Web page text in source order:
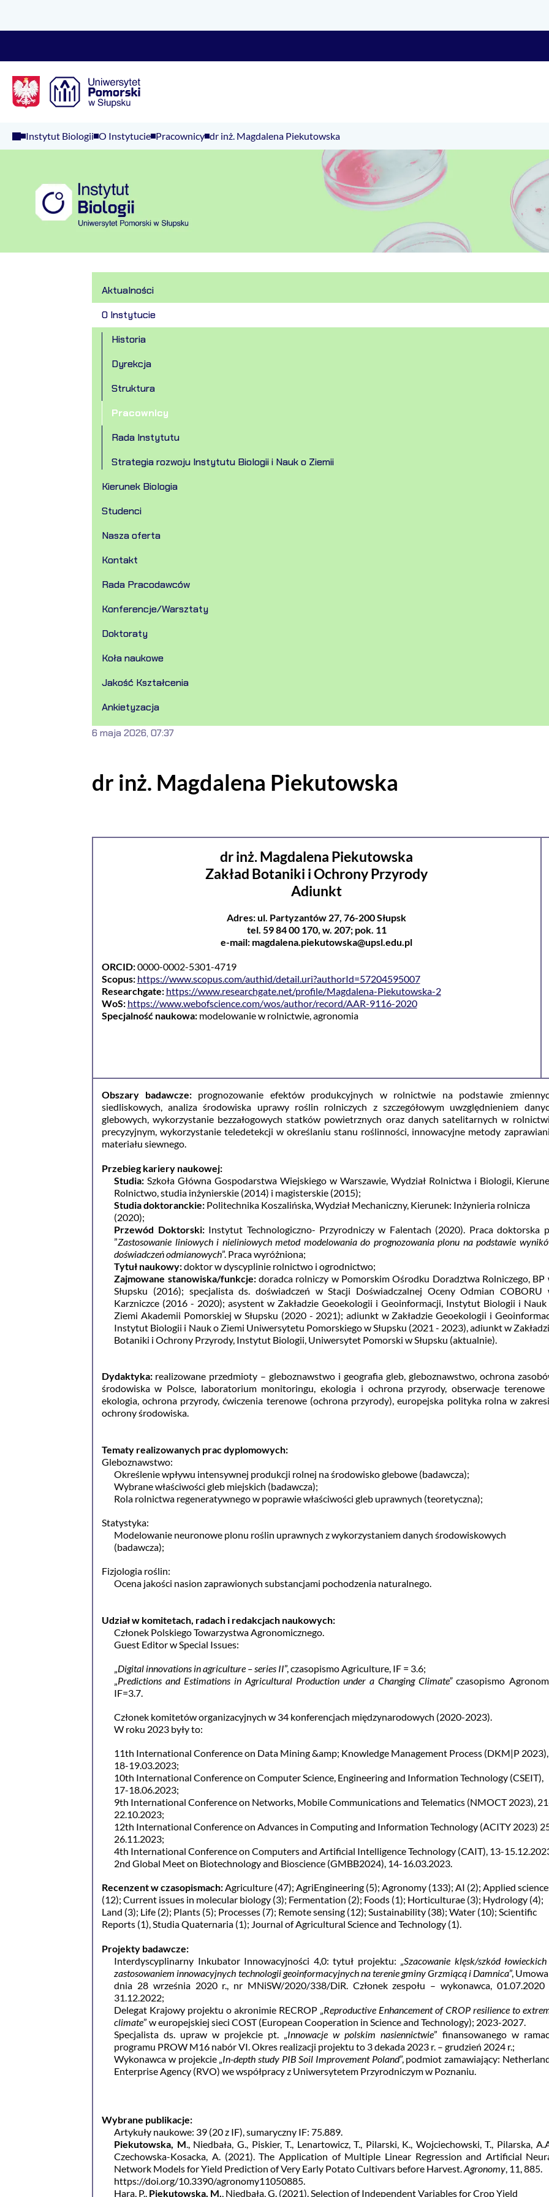
Instytut Biologii O Instytucie Pracownicy dr inż. Magdalena Piekutowska
Aktualności
O Instytucie
Historia
Dyrekcja
Struktura
Pracownicy
Rada Instytutu
Strategia rozwoju Instytutu Biologii i Nauk o Ziemii
Kierunek Biologia
Studenci
Nasza oferta
Kontakt
Rada Pracodawców
Konferencje/Warsztaty
Doktoraty
Koła naukowe
Jakość Kształcenia
Ankietyzacja
dr inż. Magdalena Piekutowska
6 maja 2026, 07:37
dr inż. Magdalena Piekutowska
Zakład Botaniki i Ochrony Przyrody
Adiunkt
Adres: ul. Partyzantów 27, 76-200 Słupsk
tel. 59 84 00 170, w. 207; pok. 11
e-mail: magdalena.piekutowska@upsl.edu.pl
ORCID:0000-0002-5301-4719
Scopus: https://www.scopus.com/authid/detail.uri?authorId=57204595007
Researchgate: https://www.researchgate.net/profile/Magdalena-Piekutowska-2
WoS: https://www.webofscience.com/wos/author/record/AAR-9116-2020
Specjalność naukowa: modelowanie w rolnictwie, agronomia
Obszary badawcze: prognozowanie efektów produkcyjnych w rolnictwie na podstawie
siedliskowych, analiza środowiska uprawy roślin rolniczych z szczegółowym uwzględnieniem
glebowych, wykorzystanie bezzałogowych statków powietrznych oraz danych satelitarnych w
precyzyjnym, wykorzystanie teledetekcji w określaniu stanu roślinności, innowacyjne metody
materiału siewnego.
Przebieg kariery naukowej:
Studia: Szkoła Główna Gospodarstwa Wiejskiego w Warszawie, Wydział Rolnictwa i Biologii,
Rolnictwo, studia inżynierskie (2014) i magisterskie (2015);
Studia doktoranckie: Politechnika Koszalińska, Wydział Mechaniczny, Kierunek: Inżynieria rolnicza
(2020);
Przewód Doktorski:Instytut Technologiczno- Przyrodniczy w Falentach (2020). Praca doktorska
”Zastosowanie liniowych i nieliniowych metod modelowania do prognozowania plonu na podstawie
doświadczeń odmianowych”. Praca wyróżniona;
Tytuł naukowy:doktor w dyscyplinie rolnictwo i ogrodnictwo;
Zajmowane stanowiska/funkcje: doradca rolniczy w Pomorskim Ośrodku Doradztwa Rolniczego, BP
Słupsku (2016); specjalista ds. doświadczeń w Stacji Doświadczalnej Oceny Odmian COBORU
Karzniczce (2016 - 2020); asystent w Zakładzie Geoekologii i Geoinformacji, Instytut Biologii i Nauk
Ziemi Akademii Pomorskiej w Słupsku (2020 - 2021); adiunkt w Zakładzie Geoekologii i
Instytut Biologii i Nauk o Ziemi Uniwersytetu Pomorskiego w Słupsku (2021 - 2023), adiunkt w
Botaniki i Ochrony Przyrody, Instytut Biologii, Uniwersytet Pomorski w Słupsku (aktualnie).
Dydaktyka:realizowane przedmioty – gleboznawstwo i geografia gleb, gleboznawstwo, ochrona
środowiska w Polsce, laboratorium monitoringu, ekologia i ochrona przyrody, obserwacje terenowe
ekologia, ochrona przyrody, ćwiczenia terenowe (ochrona przyrody), europejska polityka rolna w
ochrony środowiska.
Tematy realizowanych prac dyplomowych:
Gleboznawstwo:
Określenie wpływu intensywnej produkcji rolnej na środowisko glebowe (badawcza);
Wybrane właściwości gleb miejskich (badawcza);
Rola rolnictwa regeneratywnego w poprawie właściwości gleb uprawnych (teoretyczna);
Statystyka:
Modelowanie neuronowe plonu roślin uprawnych z wykorzystaniem danych środowiskowych
(badawcza);
Fizjologia roślin:
Ocena jakości nasion zaprawionych substancjami pochodzenia naturalnego.
Udział w komitetach, radach i redakcjach naukowych:
Członek Polskiego Towarzystwa Agronomicznego.
Guest Editor w Special Issues:
Digital innovations in agriculture – series II”, czasopismo Agriculture, IF = 3.6;
Predictions and Estimations in Agricultural Production under a Changing Climate”czasopismo
IF=3.7.
Członek komitetów organizacyjnych w 34 konferencjach międzynarodowych (2020-2023).
W roku 2023 były to:
11th International Conference on Data Mining &amp; Knowledge Management Process (DKM|P 2023),
18-19.03.2023;
10th International Conference on Computer Science, Engineering and Information Technology (CSEIT),
17-18.06.2023;
9th International Conference on Networks, Mobile Communications and Telematics (NMOCT 2023),
22.10.2023;
12th International Conference on Advances in Computing and Information Technology (ACITY 2023)
26.11.2023;
4th International Conference on Computers and Artificial Intelligence Technology (CAIT), 13-
2nd Global Meet on Biotechnology and Bioscience (GMBB2024), 14-16.03.2023.
Recenzent w czasopismach:Agriculture (47); AgriEngineering (5); Agronomy (133); AI (2); Applied
(12); Current issues in molecular biology (3); Fermentation (2); Foods (1); Horticulturae (3); Hydrology (4);
Land (3); Life (2); Plants (5); Processes (7); Remote sensing (12); Sustainability (38); Water (10); Scientific
Reports (1), Studia Quaternaria (1); Journal of Agricultural Science and Technology (1).
Projekty badawcze:
Interdyscyplinarny Inkubator Innowacyjności 4,0: tytuł projektu: „Szacowanie klęsk/szkód
zastosowaniem innowacyjnych technologii geoinformacyjnych na terenie gminy Grzmiącą i Damnica”,
dnia 28 września 2020 r., nr MNiSW/2020/338/DiR. Członek zespołu – wykonawca, 01.07.2020
31.12.2022;
Delegat Krajowy projektu o akronimie RECROP „Reproductive Enhancement of CROP resilience to
climate” w europejskiej sieci COST (European Cooperation in Science and Technology); 2023-2027.
Specjalista ds. upraw w projekcie pt. „Innowacje w polskim nasiennictwie” finansowanego w
programu PROW M16 nabór VI. Okres realizacji projektu to 3 dekada 2023 r. – grudzień 2024 r.;
Wykonawca w projekcie „In-depth study PIB Soil Improvement Poland”, podmiot zamawiający:
Enterprise Agency (RVO) we współpracy z Uniwersytetem Przyrodniczym w Poznaniu.
Wybrane publikacje:
Artykuły naukowe: 39 (20 z IF), sumaryczny IF: 75.889.
Piekutowska, M., Niedbała, G., Piskier, T., Lenartowicz, T., Pilarski, K., Wojciechowski, T., Pilarska,
Czechowska-Kosacka, A. (2021). The Application of Multiple Linear Regression and Artificial
Network Models for Yield Prediction of Very Early Potato Cultivars before Harvest.Agronomy, 11, 885.
https://doi.org/10.3390/agronomy11050885.
Hara, P., Piekutowska, M., Niedbała, G. (2021). Selection of Independent Variables for Crop Yield